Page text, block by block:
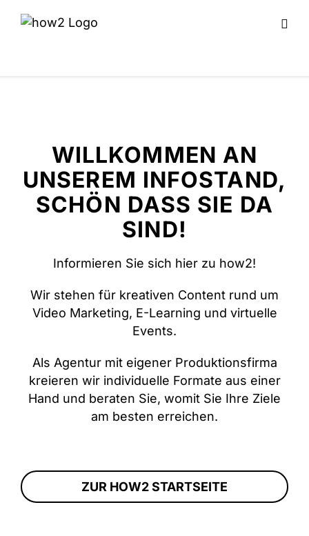
WILLKOMMEN AN
UNSEREM INFOSTAND,
SCHÖN DASS SIE DA
SIND!
Informieren Sie sich hier zu how2!
Wir stehen für kreativen Content rund um
Video Marketing, E-Learning und virtuelle
Events.
Als Agentur mit eigener Produktionsfirma
kreieren wir individuelle Formate aus einer
Hand und beraten Sie, womit Sie Ihre Ziele
am besten erreichen.
ZUR HOW2 STARTSEITE